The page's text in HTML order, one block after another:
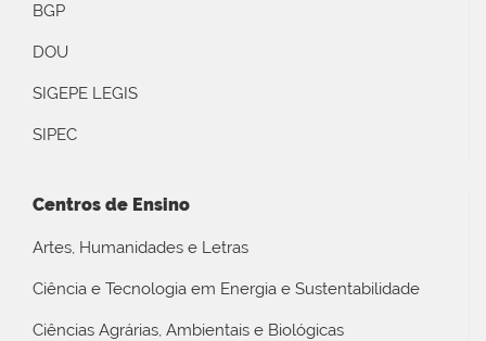
BGP
DOU
SIGEPE LEGIS
SIPEC
Centros de Ensino
Artes, Humanidades e Letras
Ciência e Tecnologia em Energia e Sustentabilidade
Ciências Agrárias, Ambientais e Biológicas